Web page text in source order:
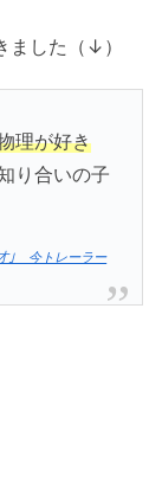
ました（↓）
理が好き
り合いの子
｣ 今トレーラー